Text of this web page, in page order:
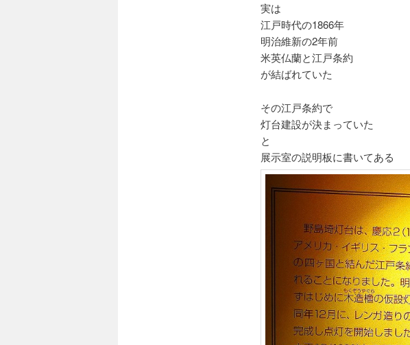
実は
江戸時代の1866年
明治維新の2年前
米英仏蘭と江戸条約
が結ばれていた
その江戸条約で
灯台建設が決まっていた
と
展示室の説明板に書いてある